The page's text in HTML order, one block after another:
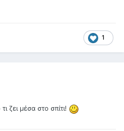
1
ζει μέσα στο σπίτι!